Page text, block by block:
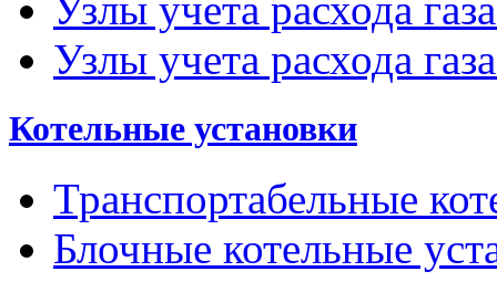
Узлы учета расхода
Котельные установки
Транспортабельные
Блочные котельные